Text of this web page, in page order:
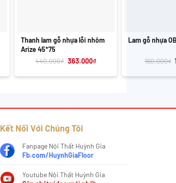
Thanh lam gỗ nhựa lỗi nhôm
Arize 45*75
440.000₫ Giá
363.000₫Giá
Lam gỗ nhựa
160.000₫
Kết Nối Với Chúng Tôi
Fanpage Nội Thất Huỳnh Gia
Fb.com/HuynhGiaFloor
Youtube Nội Thất Huỳnh Gia